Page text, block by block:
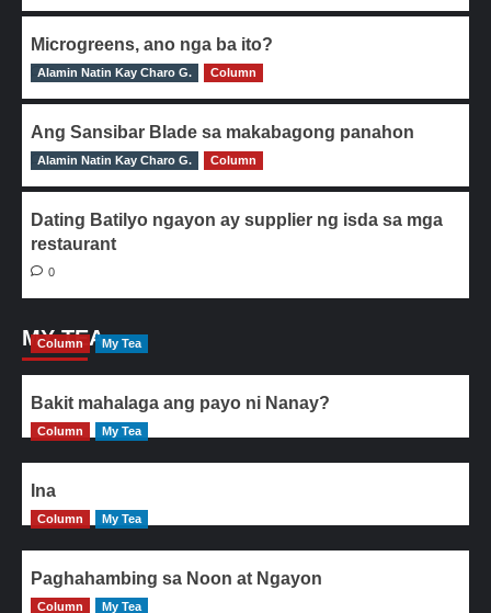
Microgreens, ano nga ba ito?
0
Alamin Natin Kay Charo G. Column
Ang Sansibar Blade sa makabagong panahon
0
Alamin Natin Kay Charo G. Column
Dating Batilyo ngayon ay supplier ng isda sa mga
restaurant
0
MY TEA
Column My Tea
Bakit mahalaga ang payo ni Nanay?
Column My Tea
Ina
Column My Tea
Paghahambing sa Noon at Ngayon
Column My Tea